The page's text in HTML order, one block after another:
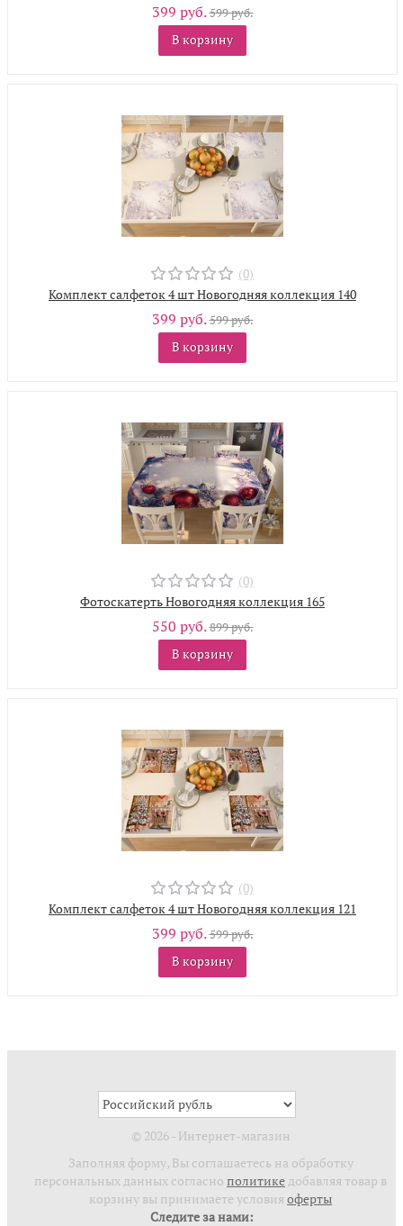
399 руб.599 руб.
В корзину
(0)
Комплект салфеток 4 шт Новогодняя коллекция 140
399 руб.599 руб.
В корзину
(0)
Фотоскатерть Новогодняя коллекция 165
550 руб.899 руб.
В корзину
(0)
Комплект салфеток 4 шт Новогодняя коллекция 121
399 руб.599 руб.
В корзину
© 2026 - Интернет-магазин
Заполняя форму, Вы соглашаетесь на обработку
персональных данных согласно политике добавляя товар в
корзину вы принимаете условия оферты
Следите за нами: